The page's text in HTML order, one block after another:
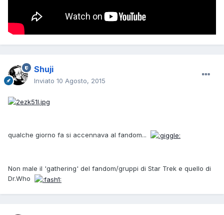
Shuji
Inviato 10 Agosto, 2015
qualche giorno fa si accennava al fandom...
Non male il 'gathering' del fandom/gruppi di Star Trek e quello di
Dr.Who